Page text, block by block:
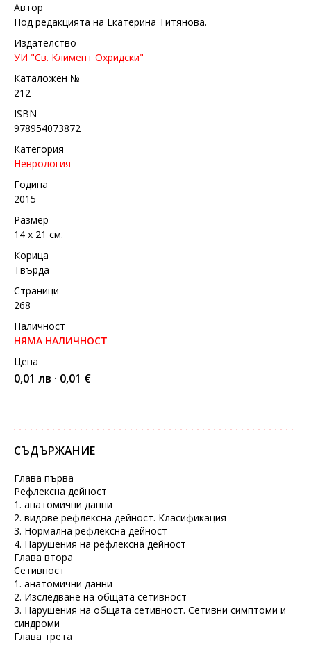
Автор
Под редакцията на Екатерина Титянова.
Издателство
УИ "Св. Климент Охридски"
Каталожен №
212
ISBN
978954073872
Категория
Неврология
Година
2015
Размер
14 х 21 см.
Корица
Твърда
Страници
268
Наличност
НЯМА НАЛИЧНОСТ
Цена
0,01 лв · 0,01 €
СЪДЪРЖАНИЕ
Глава първа
Рефлексна дейност
1. анатомични данни
2. видове рефлексна дейност. Класификация
3. Нормална рефлексна дейност
4. Нарушения на рефлексна дейност
Глава втора
Сетивност
1. анатомични данни
2. Изследване на общата сетивност
3. Нарушения на общата сетивност. Сетивни симптоми и
синдроми
Глава трета